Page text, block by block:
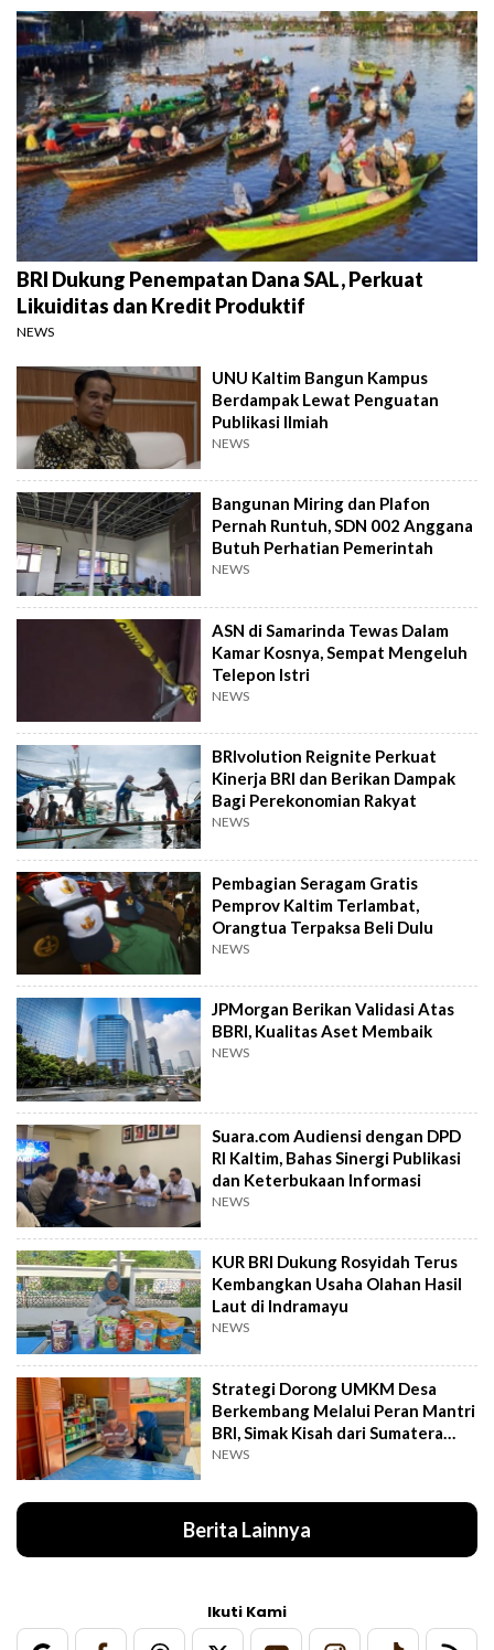
BRI Dukung Penempatan Dana SAL, Perkuat
Likuiditas dan Kredit Produktif
NEWS
UNU Kaltim Bangun Kampus
Berdampak Lewat Penguatan
Publikasi Ilmiah
NEWS
Bangunan Miring dan Plafon
Pernah Runtuh, SDN 002 Anggana
Butuh Perhatian Pemerintah
NEWS
ASN di Samarinda Tewas Dalam
Kamar Kosnya, Sempat Mengeluh
Telepon Istri
NEWS
BRIvolution Reignite Perkuat
Kinerja BRI dan Berikan Dampak
Bagi Perekonomian Rakyat
NEWS
Pembagian Seragam Gratis
Pemprov Kaltim Terlambat,
Orangtua Terpaksa Beli Dulu
NEWS
JPMorgan Berikan Validasi Atas
BBRI, Kualitas Aset Membaik
NEWS
Suara.com Audiensi dengan DPD
RI Kaltim, Bahas Sinergi Publikasi
dan Keterbukaan Informasi
NEWS
KUR BRI Dukung Rosyidah Terus
Kembangkan Usaha Olahan Hasil
Laut di Indramayu
NEWS
Strategi Dorong UMKM Desa
Berkembang Melalui Peran Mantri
BRI, Simak Kisah dari Sumatera
Utara Ini
NEWS
Berita Lainnya
Ikuti Kami